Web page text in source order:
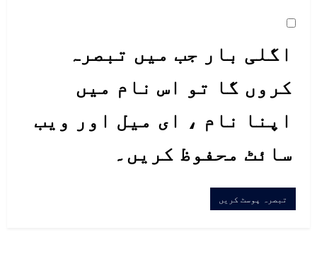
اگلی بار جب میں تبصرہ
کروں گا تو اس نام میں
اپنا نام ، ای میل اور ویب
سائٹ محفوظ کریں۔